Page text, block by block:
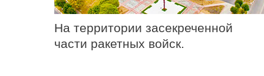
На территории засекреченной
части ракетных войск.